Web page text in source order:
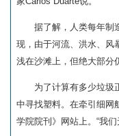
据了解，人类每年制造
现，由于河流、洪水、风
浅在沙滩上，但绝大部分
为了计算有多少垃圾正
中寻找塑料。在牵引细网
学院院刊》网站上。“我